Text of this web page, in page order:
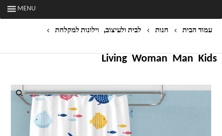
MENU
עמוד הבית חנות לבית ולעיצוב, וילונות למקלחת
Kids
Man
Woman
Living